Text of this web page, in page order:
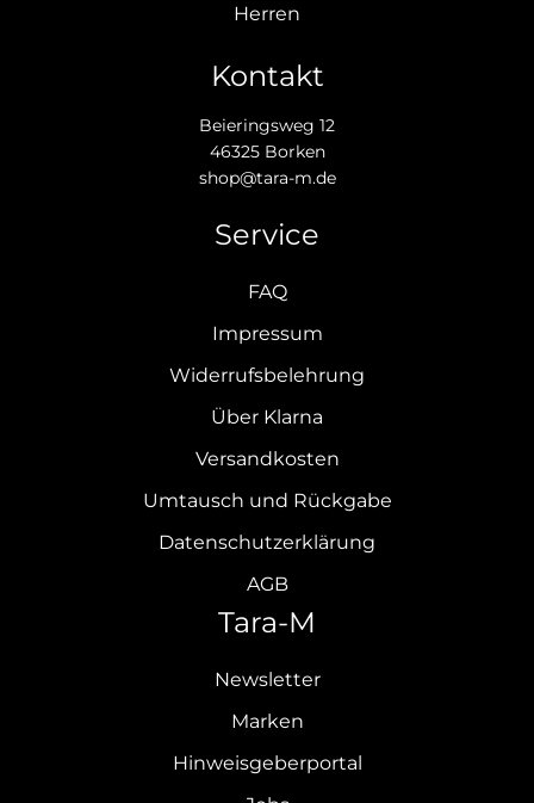
Herren
Kontakt
Beieringsweg 12
46325 Borken
shop@tara-m.de
Service
FAQ
Impressum
Widerrufsbelehrung
Über Klarna
Versandkosten
Umtausch und Rückgabe
Datenschutzerklärung
AGB
Tara-M
Newsletter
Marken
Hinweisgeberportal